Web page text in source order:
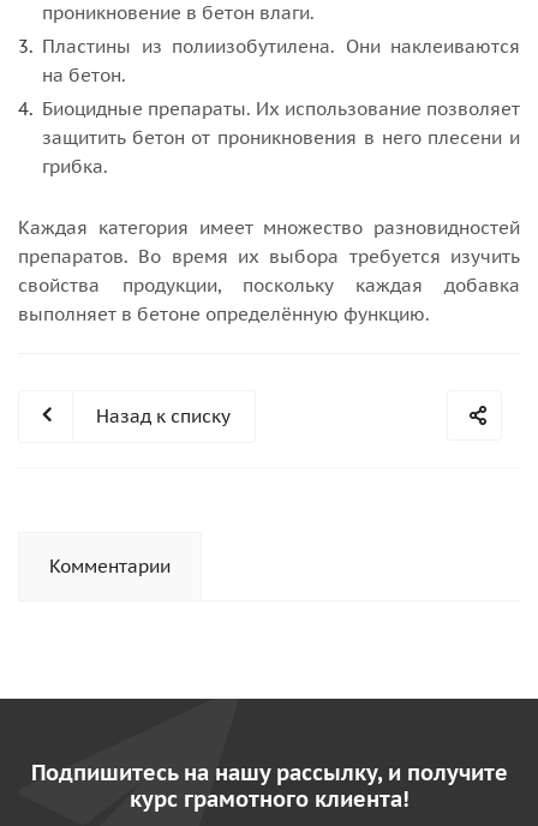
проникновение в бетон влаги.
Пластины из полиизобутилена. Они наклеиваются
на бетон.
Биоцидные препараты. Их использование позволяет
защитить бетон от проникновения в него плесени и
грибка.
Каждая категория имеет множество разновидностей
препаратов. Во время их выбора требуется изучить
свойства продукции, поскольку каждая добавка
выполняет в бетоне определённую функцию.
Назад к списку
Комментарии
Подпишитесь на нашу рассылку, и получите
курс грамотного клиента!